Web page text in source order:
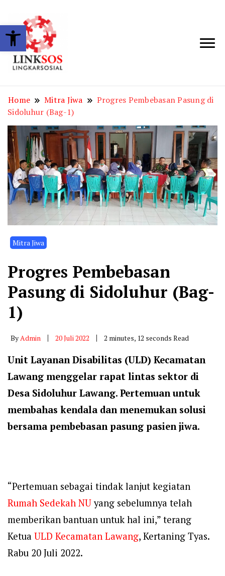
Open toolbar
Home Mitra Jiwa
Progres Pembebasan Pasung di
Sidoluhur (Bag-1)
Mitra Jiwa
Progres Pembebasan
Pasung di Sidoluhur (Bag-
1)
By Admin 20 Juli 2022 2 minutes, 12 seconds Read
Unit Layanan Disabilitas (ULD) Kecamatan
Lawang menggelar rapat lintas sektor di
Desa Sidoluhur Lawang. Pertemuan untuk
membahas kendala dan menemukan solusi
bersama pembebasan pasung pasien jiwa.
“Pertemuan sebagai tindak lanjut kegiatan
Rumah Sedekah NUyang sebelumnya telah
memberikan bantuan untuk hal ini,” terang
Ketua ULD Kecamatan Lawang, Kertaning Tyas.
Rabu 20 Juli 2022.